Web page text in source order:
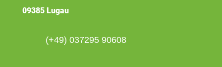
09385 Lugau
(+49) 037295 90608